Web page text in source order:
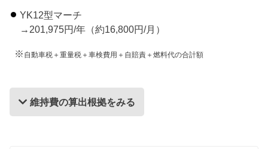
YK12型マーチ
→201,975円/年（約16,800円/月）
※ 自動車税＋重量税＋車検費用＋自賠責＋燃料代の合計額
維持費の算出根拠をみる